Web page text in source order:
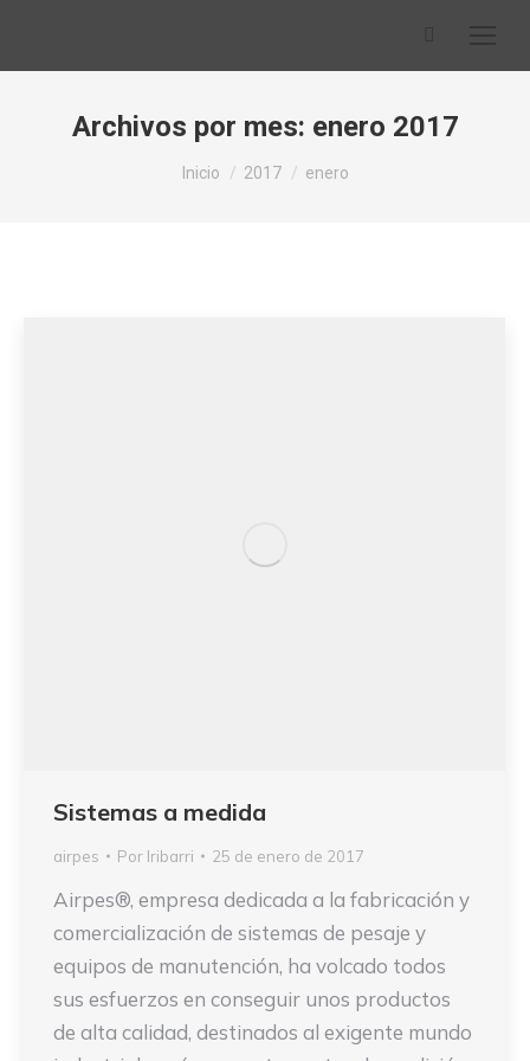
Archivos por mes: enero 2017
Estás aquí:
Inicio 2017 enero
Sistemas a medida
airpes Por Iribarri 25 de enero de 2017
Airpes®, empresa dedicada a la fabricación y
comercialización de sistemas de pesaje y
equipos de manutención, ha volcado todos
sus esfuerzos en conseguir unos productos
de alta calidad, destinados al exigente mundo